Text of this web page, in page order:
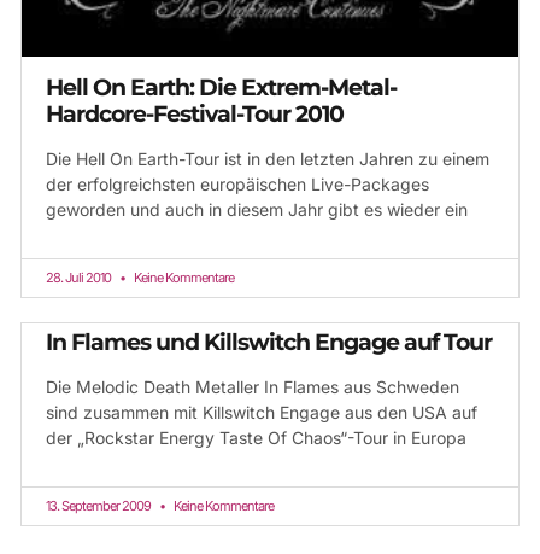
Hell On Earth: Die Extrem-Metal-
Hardcore-Festival-Tour 2010
Die Hell On Earth-Tour ist in den letzten Jahren zu einem
der erfolgreichsten europäischen Live-Packages
geworden und auch in diesem Jahr gibt es wieder ein
28. Juli 2010 Keine Kommentare
In Flames und Killswitch Engage auf Tour
Die Melodic Death Metaller In Flames aus Schweden
sind zusammen mit Killswitch Engage aus den USA auf
der „Rockstar Energy Taste Of Chaos“-Tour in Europa
13. September 2009 Keine Kommentare